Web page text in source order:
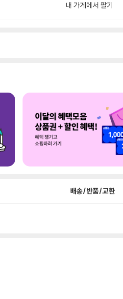
내 가게에서 팔기
배송/반품/교환